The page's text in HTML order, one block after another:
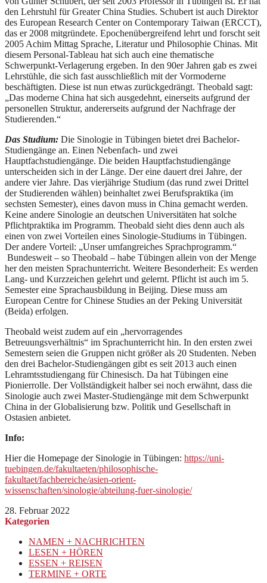
den Lehrstuhl für Greater China Studies. Schubert ist auch Direktor
des European Research Center on Contemporary Taiwan (ERCCT),
das er 2008 mitgründete. Epochenübergreifend lehrt und forscht seit
2005 Achim Mittag Sprache, Literatur und Philosophie Chinas. Mit
diesem Personal-Tableau hat sich auch eine thematische
Schwerpunkt-Verlagerung ergeben. In den 90er Jahren gab es zwei
Lehrstühle, die sich fast ausschließlich mit der Vormoderne
beschäftigten. Diese ist nun etwas zurückgedrängt. Theobald sagt:
„Das moderne China hat sich ausgedehnt, einerseits aufgrund der
personellen Struktur, andererseits aufgrund der Nachfrage der
Studierenden.“
Das Studium: Die Sinologie in Tübingen bietet drei Bachelor-
Studiengänge an. Einen Nebenfach- und zwei
Hauptfachstudiengänge. Die beiden Hauptfachstudiengänge
unterscheiden sich in der Länge. Der eine dauert drei Jahre, der
andere vier Jahre. Das vierjährige Studium (das rund zwei Drittel
der Studierenden wählen) beinhaltet zwei Berufspraktika (im
sechsten Semester), eines davon muss in China gemacht werden.
Keine andere Sinologie an deutschen Universitäten hat solche
Pflichtpraktika im Programm. Theobald sieht dies denn auch als
einen von zwei Vorteilen eines Sinologie-Studiums in Tübingen.
Der andere Vorteil: „Unser umfangreiches Sprachprogramm.“
Bundesweit – so Theobald – habe Tübingen allein von der Menge
her den meisten Sprachunterricht. Weitere Besonderheit: Es werden
Lang- und Kurzzeichen gelehrt und gelernt. Pflicht ist auch im 5.
Semester eine Sprachausbildung in Beijing. Diese muss am
European Centre for Chinese Studies an der Peking Universität
(Beida) erfolgen.
Theobald weist zudem auf ein „hervorragendes
Betreuungsverhältnis“ im Sprachunterricht hin. In den ersten zwei
Semestern seien die Gruppen nicht größer als 20 Studenten. Neben
den drei Bachelor-Studiengängen gibt es seit 2013 auch einen
Lehramtsstudiengang für Chinesisch. Da hat Tübingen eine
Pionierrolle. Der Vollständigkeit halber sei noch erwähnt, dass die
Sinologie auch zwei Master-Studiengänge mit dem Schwerpunkt
China in der Globalisierung bzw. Politik und Gesellschaft in
Ostasien anbietet.
Info:
Hier die Homepage der Sinologie in Tübingen: https://uni-
tuebingen.de/fakultaeten/philosophische-
fakultaet/fachbereiche/asien-orient-
wissenschaften/sinologie/abteilung-fuer-sinologie/
28. Februar 2022
Kategorien
NAMEN + NACHRICHTEN
LESEN + HÖREN
ESSEN + REISEN
TERMINE + ORTE